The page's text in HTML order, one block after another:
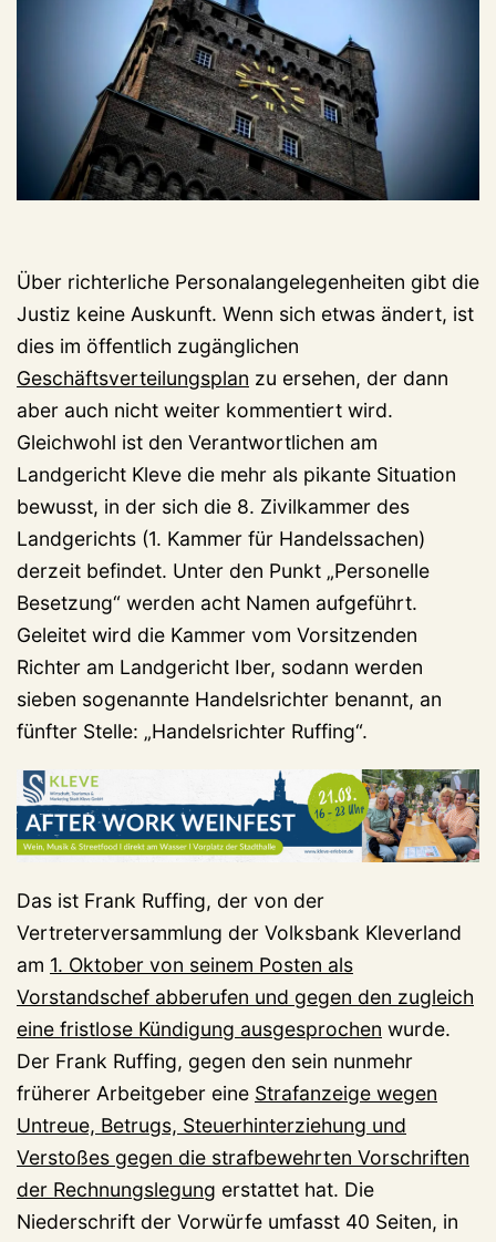
Über richterliche Personalangelegenheiten gibt die
Justiz keine Auskunft. Wenn sich etwas ändert, ist
dies im öffentlich zugänglichen
Geschäftsverteilungsplan zu ersehen, der dann
aber auch nicht weiter kommentiert wird.
Gleichwohl ist den Verantwortlichen am
Landgericht Kleve die mehr als pikante Situation
bewusst, in der sich die 8. Zivilkammer des
Landgerichts (1. Kammer für Handelssachen)
derzeit befindet. Unter den Punkt „Personelle
Besetzung“ werden acht Namen aufgeführt.
Geleitet wird die Kammer vom Vorsitzenden
Richter am Landgericht Iber, sodann werden
sieben sogenannte Handelsrichter benannt, an
fünfter Stelle: „Handelsrichter Ruffing“.
Das ist Frank Ruffing, der von der
Vertreterversammlung der Volksbank Kleverland
am 1. Oktober von seinem Posten als
Vorstandschef abberufen und gegen den zugleich
eine fristlose Kündigung ausgesprochen wurde.
Der Frank Ruffing, gegen den sein nunmehr
früherer Arbeitgeber eine Strafanzeige wegen
Untreue, Betrugs, Steuerhinterziehung und
Verstoßes gegen die strafbewehrten Vorschriften
der Rechnungslegung erstattet hat. Die
Niederschrift der Vorwürfe umfasst 40 Seiten, in